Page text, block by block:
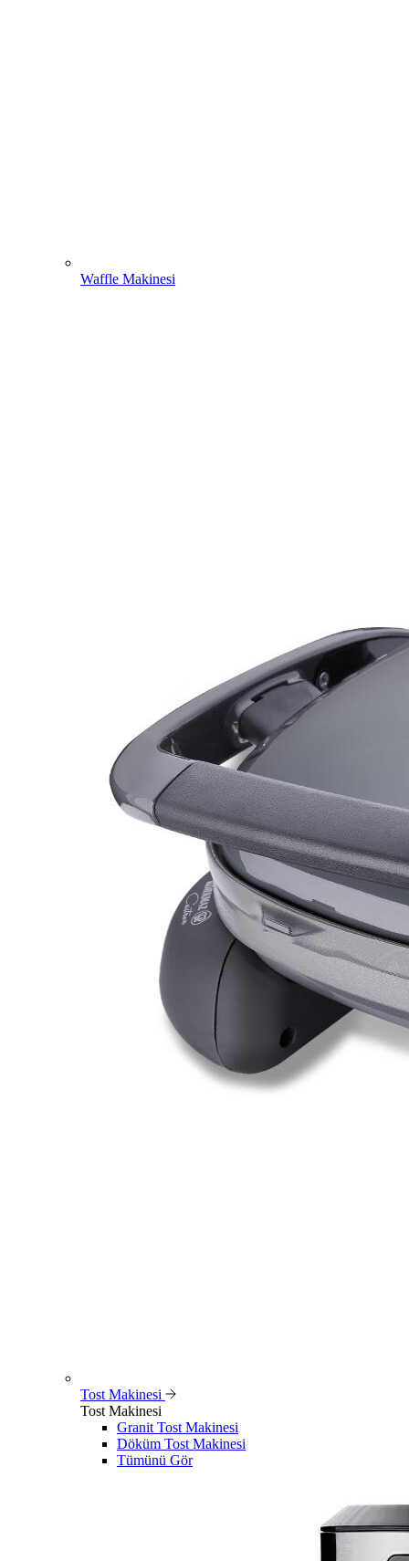
Waffle Makinesi
Tost Makinesi
Tost Makinesi
Granit Tost Makinesi
Döküm Tost Makinesi
Tümünü Gör